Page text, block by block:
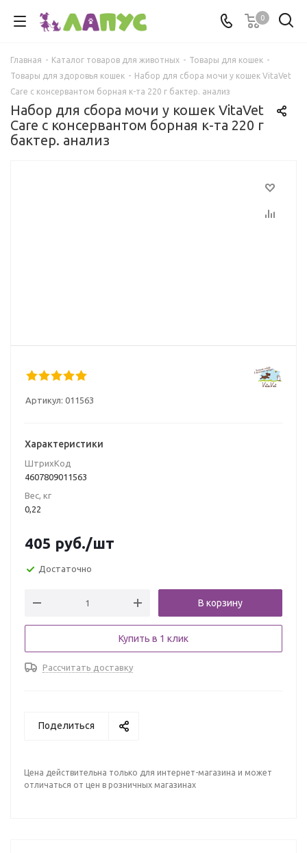
0
Главная - Каталог товаров для животных - Товары для кошек -
Товары для здоровья кошек - Набор для сбора мочи у кошек VitaVet
Care с консервантом борная к-та 220 г бактер. анализ
Набор для сбора мочи у кошек VitaVet
Care с консервантом борная к-та 220 г
бактер. анализ
Артикул: 011563
Характеристики
ШтрихКод
4607809011563
Вес, кг
0,22
405 руб./шт
Достаточно
В корзину
Купить в 1 клик
Рассчитать доставку
Поделиться
Цена действительна только для интернет-магазина и может
отличаться от цен в розничных магазинах